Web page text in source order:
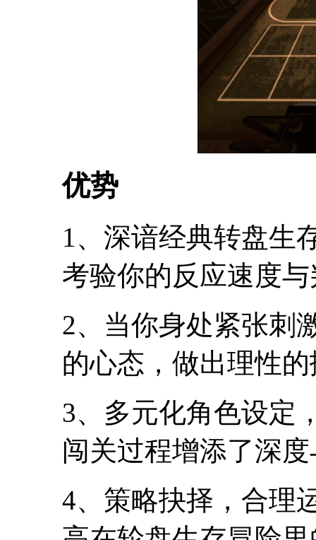
优势
1、深谙经典转盘生
考验你的反应速度
2、当你身处紧张刺
的心态，做出理性
3、多元化角色设定
闯关过程增添了深
4、策略抉择，合理